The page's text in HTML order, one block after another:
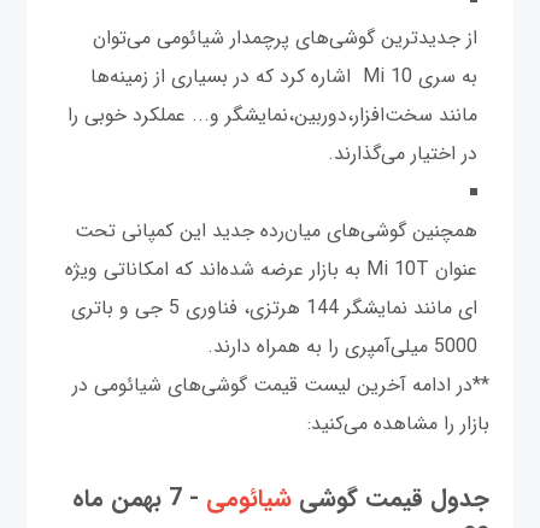
از جدیدترین گوشی‌های پرچمدار شیائومی می‌توان
به سری Mi 10 اشاره کرد که در بسیاری از زمینه‌ها
مانند سخت‌افزار،دوربین،نمایشگر و... عملکرد خوبی را
در اختیار می‌گذارند.
همچنین گوشی‌های میان‌رده جدید این کمپانی تحت
عنوان Mi 10T به بازار عرضه شده‌اند که امکاناتی ویژه
ای مانند نمایشگر 144 هرتزی، فناوری 5 جی و باتری
5000 میلی‌آمپری را به همراه دارند.
**در ادامه آخرین لیست قیمت گوشی‌های شیائومی در
بازار را مشاهده می‌کنید:
جدول قیمت گوشی‌ شیائومی
- 7 بهمن ماه